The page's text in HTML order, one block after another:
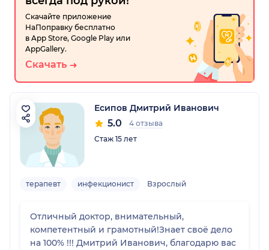
Скачайте приложение
НаПоправку бесплатно
в App Store, Google Play или
AppGallery.
Скачать
Есипов Дмитрий Иванович
5.0
4 отзыва
Стаж 15 лет
терапевт инфекционист Взрослый
Отличный доктор, внимательный,
компетентный и грамотный!Знает своё дело
на 100% !!! Дмитрий Иванович, благодарю вас